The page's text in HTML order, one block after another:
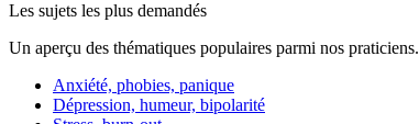
Les sujets les plus demandés
Un aperçu des thématiques populaires parmi nos praticiens.
Anxiété, phobies, panique
Dépression, humeur, bipolarité